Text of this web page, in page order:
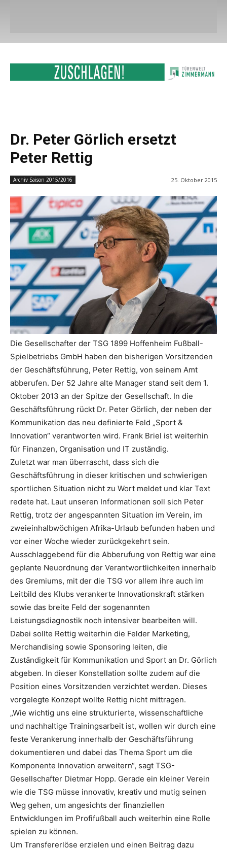
Dr. Peter Görlich ersetzt
Peter Rettig
Archiv Saison 2015/2016 25. Oktober 2015
Die Gesellschafter der TSG 1899 Hoffenheim Fußball-
Spielbetriebs GmbH haben den bisherigen Vorsitzenden
der Geschäftsführung, Peter Rettig, von seinem Amt
abberufen. Der 52 Jahre alte Manager stand seit dem 1.
Oktober 2013 an der Spitze der Gesellschaft. In die
Geschäftsführung rückt Dr. Peter Görlich, der neben der
Kommunikation das neu definierte Feld „Sport &
Innovation“ verantworten wird. Frank Briel ist weiterhin
für Finanzen, Organisation und IT zuständig.
Zuletzt war man überrascht, dass sich die
Geschäftsführung in dieser kritischen und schwierigen
sportlichen Situation nicht zu Wort meldet und klar Text
redete hat. Laut unseren Informationen soll sich Peter
Rettig, trotz der angespannten Situation im Verein, im
zweieinhalbwöchigen Afrika-Urlaub befunden haben und
vor einer Woche wieder zurückgekehrt sein.
Ausschlaggebend für die Abberufung von Rettig war eine
geplante Neuordnung der Verantwortlichkeiten innerhalb
des Gremiums, mit der die TSG vor allem ihre auch im
Leitbild des Klubs verankerte Innovationskraft stärken
sowie das breite Feld der sogenannten
Leistungsdiagnostik noch intensiver bearbeiten will.
Dabei sollte Rettig weiterhin die Felder Marketing,
Merchandising sowie Sponsoring leiten, die
Zuständigkeit für Kommunikation und Sport an Dr. Görlich
abgeben. In dieser Konstellation sollte zudem auf die
Position eines Vorsitzenden verzichtet werden. Dieses
vorgelegte Konzept wollte Rettig nicht mittragen.
„Wie wichtig uns eine strukturierte, wissenschaftliche
und nachhaltige Trainingsarbeit ist, wollen wir durch eine
feste Verankerung innerhalb der Geschäftsführung
dokumentieren und dabei das Thema Sport um die
Komponente Innovation erweitern“, sagt TSG-
Gesellschafter Dietmar Hopp. Gerade ein kleiner Verein
wie die TSG müsse innovativ, kreativ und mutig seinen
Weg gehen, um angesichts der finanziellen
Entwicklungen im Profifußball auch weiterhin eine Rolle
spielen zu können.
Um Transfererlöse erzielen und einen Beitrag dazu